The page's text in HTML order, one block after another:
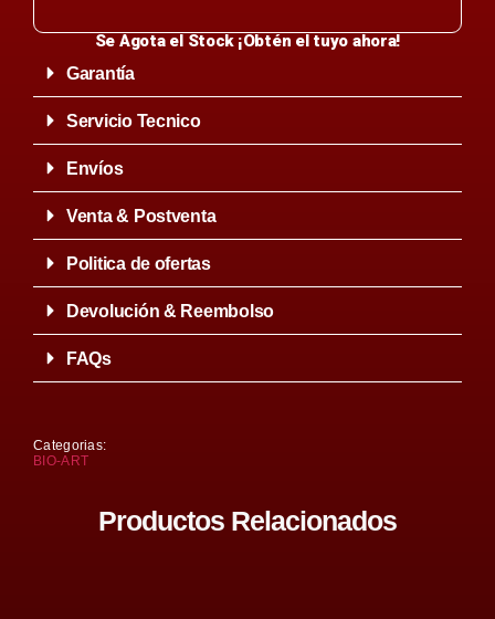
Se Agota el Stock ¡Obtén el tuyo ahora!
Garantía
Servicio Tecnico
Envíos
Venta & Postventa
Politica de ofertas
Devolución & Reembolso
FAQs
Categorias:
BIO-ART
Productos Relacionados